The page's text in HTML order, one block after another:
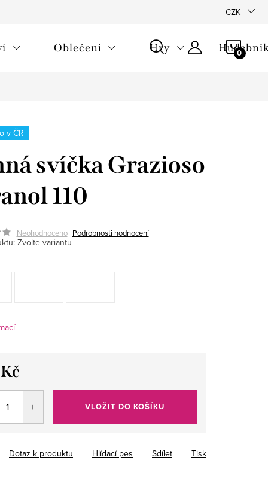
CZK
Oblečení Hry
v ČR
svíčka Grazioso
110
Neohodnoceno Podrobnosti hodnocení
Zvolte variantu
VLOŽIT DO KOŠÍKU
Tisk
Dotaz k produktu Hlídací pes Sdílet